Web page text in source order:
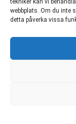
tekniker kan vi
webbplats. Om du inte
detta påverka vissa